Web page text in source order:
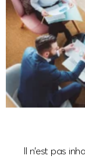
Il n’est pas